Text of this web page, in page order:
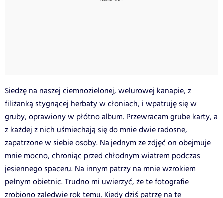
Siedzę na naszej ciemnozielonej, welurowej kanapie, z
filiżanką stygnącej herbaty w dłoniach, i wpatruję się w
gruby, oprawiony w płótno album. Przewracam grube karty, a
z każdej z nich uśmiechają się do mnie dwie radosne,
zapatrzone w siebie osoby. Na jednym ze zdjęć on obejmuje
mnie mocno, chroniąc przed chłodnym wiatrem podczas
jesiennego spaceru. Na innym patrzy na mnie wzrokiem
pełnym obietnic. Trudno mi uwierzyć, że te fotografie
zrobiono zaledwie rok temu. Kiedy dziś patrzę na te